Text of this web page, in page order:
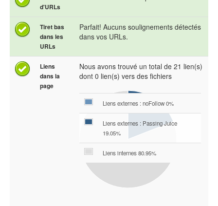
d'URLs
Tiret bas
dans les
URLs
Parfait! Aucuns soulignements détectés
dans vos URLs.
Liens
dans la
page
Nous avons trouvé un total de 21 lien(s)
dont 0 lien(s) vers des fichiers
Liens externes : noFollow 0%
Liens externes : Passing Juice
19.05%
Liens internes 80.95%